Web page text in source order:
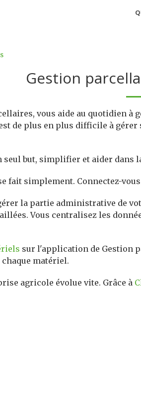
Gestion
vous aide au quotidien à
de plus en plus difficile à
seul but, simplifier et aider
fait simplement. Connectez-
la partie administrative de
Vous centralisez les
sur l'application de Gestion
matériel.
agricole évolue vite. Grâce à